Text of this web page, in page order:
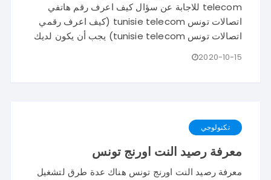
telecom للاجابة عن سؤال كيف اعرف رقم هاتفي
اتصالات تونس tunisie telecom (كيف اعرف رقمي
اتصالات تونس tunisie telecom) يجب أن يكون لديك
2020-10-15
تكنولوجي
معرفة رصيد النت اورنج تونس
معرفة رصيد النت اورنج تونس هناك عدة طرق لتشغيل